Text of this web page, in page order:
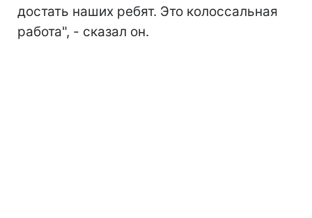
достать наших ребят. Это колоссальная
работа", - сказал он.